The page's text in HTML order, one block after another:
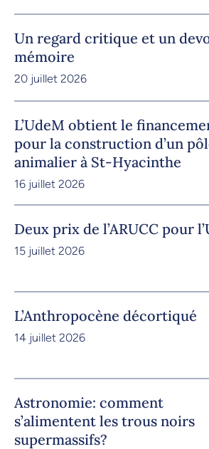
Un regard critique et un
mémoire
20 juillet 2026
L’UdeM obtient le
pour la construction d’un
animalier à St-Hyacinthe
16 juillet 2026
Deux prix de l’ARUCC pour
15 juillet 2026
L’Anthropocène décortiqué
14 juillet 2026
Astronomie: comment
s’alimentent les trous noirs
supermassifs?